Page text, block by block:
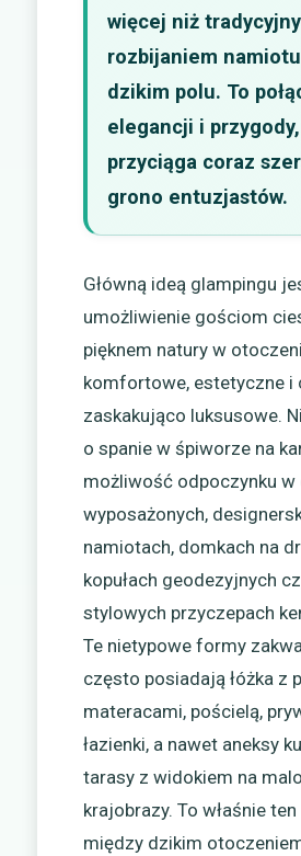
więcej niż
rozbijaniem
dzikim polu. To
elegancji i
przyciąga coraz
grono entuzjastów.
Główną ideą glampingu
umożliwienie gościom
pięknem natury w
komfortowe, estetyczne i
zaskakująco luksusowe.
o spanie w śpiworze na
możliwość odpoczynku w
wyposażonych,
namiotach, domkach na
kopułach geodezyjnych
stylowych przyczepach
Te nietypowe formy
często posiadają łóżka z
materacami, pościelą,
łazienki, a nawet aneksy
tarasy z widokiem na
krajobrazy. To właśnie
między dzikim